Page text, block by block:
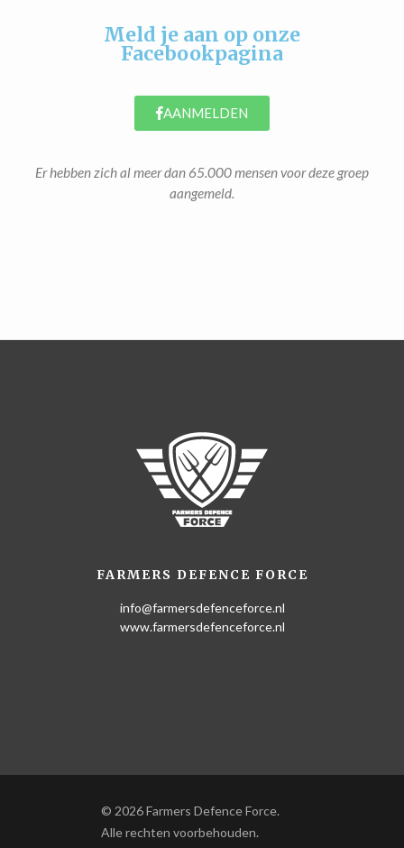
Meld je aan op onze
Facebookpagina
AANMELDEN
Er hebben zich al meer dan 65.000 mensen voor deze groep
aangemeld.
FARMERS DEFENCE FORCE
info@farmersdefenceforce.nl
www.farmersdefenceforce.nl
© 2026 Farmers Defence Force.
Alle rechten voorbehouden.